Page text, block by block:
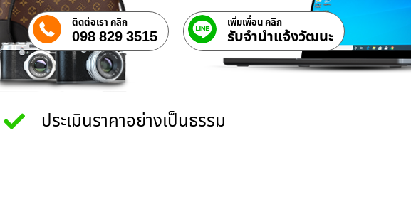
ติดต่อเรา คลิก
098 829 3515
เพิ่มเพื่อน คลิก
รับจํานําแจ้งวัฒนะ
ประเมินราคาอย่างเป็นธรรม